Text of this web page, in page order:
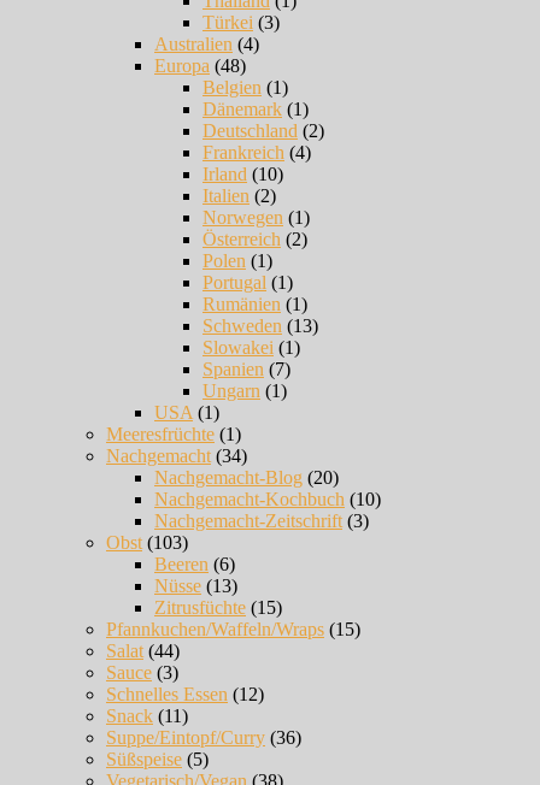
Türkei (3)
Australien (4)
Europa (48)
Belgien (1)
Dänemark (1)
Deutschland (2)
Frankreich (4)
Irland (10)
Italien (2)
Norwegen (1)
Österreich (2)
Polen (1)
Portugal (1)
Rumänien (1)
Schweden (13)
Slowakei (1)
Spanien (7)
Ungarn (1)
USA(1)
Meeresfrüchte (1)
Nachgemacht(34)
Nachgemacht-Blog (20)
Nachgemacht-Kochbuch (10)
Nachgemacht-Zeitschrift(3)
Obst(103)
Beeren (6)
Nüsse (13)
Zitrusfüchte (15)
Pfannkuchen/Waffeln/Wraps (15)
Salat(44)
Sauce (3)
Schnelles Essen (12)
Snack (11)
Suppe/Eintopf/Curry (36)
Süßspeise (5)